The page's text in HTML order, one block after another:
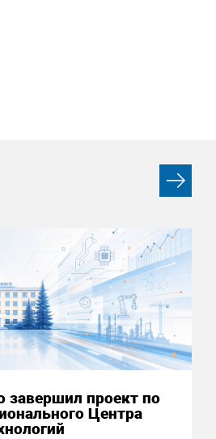
завершил проект по
Центра